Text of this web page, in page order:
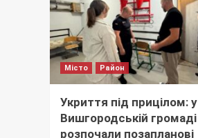
Місто Район
Укриття під прицілом: у
Вишгородській громаді
розпочали позапланові